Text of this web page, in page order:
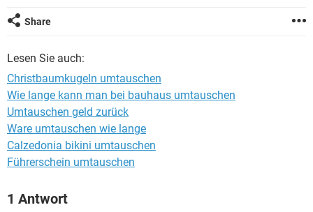
Share
Lesen Sie auch:
Christbaumkugeln umtauschen
Wie lange kann man bei bauhaus umtauschen
Umtauschen geld zurück
Ware umtauschen wie lange
Calzedonia bikini umtauschen
Führerschein umtauschen
1 Antwort